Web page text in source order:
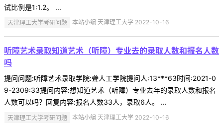
试比例是1:1.2。 ...
天津理工大学考研问题 本站小编 天津理工大学 2022-10-16
听障艺术录取知道艺术（听障）专业去的录取人数和报名人数
吗
提问问题:听障艺术录取学院:聋人工学院提问人:13***63时间:2021-0
9-2309:33提问内容:想知道艺术（听障）专业去年的录取人数和报名
人数可以吗？回复内容:报名人数33人，录取6人。 ...
天津理工大学考研问题 本站小编 天津理工大学 2022-10-16